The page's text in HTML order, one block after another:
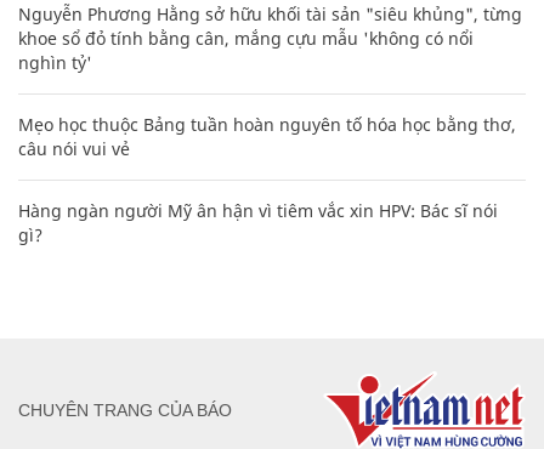
Nguyễn Phương Hằng sở hữu khối tài sản "siêu khủng", từng
khoe sổ đỏ tính bằng cân, mắng cựu mẫu 'không có nổi
nghìn tỷ'
Mẹo học thuộc Bảng tuần hoàn nguyên tố hóa học bằng thơ,
câu nói vui vẻ
Hàng ngàn người Mỹ ân hận vì tiêm vắc xin HPV: Bác sĩ nói
gì?
CHUYÊN TRANG CỦA BÁO